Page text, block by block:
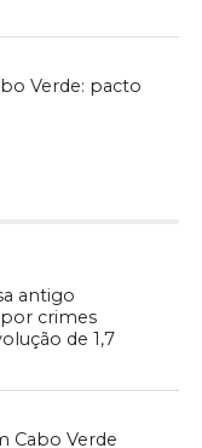
Verde: pacto
antigo
crimes
de 1,7
Cabo Verde